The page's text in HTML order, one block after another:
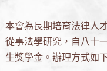
本會為長期培育法律人
從事法學研究，自八十
生獎學金。辦理方式如下